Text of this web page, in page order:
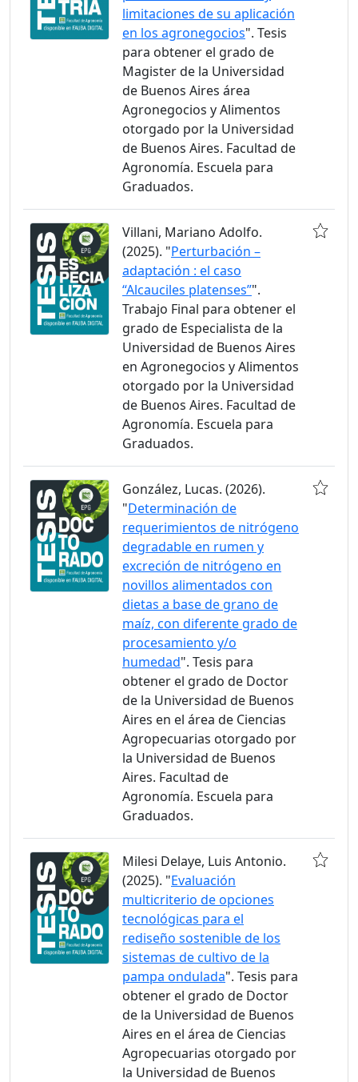
limitaciones de su aplicación
en los agronegocios". Tesis
para obtener el grado de
Magister de la Universidad
de Buenos Aires área
Agronegocios y Alimentos
otorgado por la Universidad
de Buenos Aires. Facultad de
Agronomía. Escuela para
Graduados.
Villani, Mariano Adolfo.
(2025). "Perturbación –
adaptación : el caso
“Alcauciles platenses”".
Trabajo Final para obtener el
grado de Especialista de la
Universidad de Buenos Aires
en Agronegocios y Alimentos
otorgado por la Universidad
de Buenos Aires. Facultad de
Agronomía. Escuela para
Graduados.
González, Lucas. (2026).
"Determinación de
requerimientos de nitrógeno
degradable en rumen y
excreción de nitrógeno en
novillos alimentados con
dietas a base de grano de
maíz, con diferente grado de
procesamiento y/o
humedad". Tesis para
obtener el grado de Doctor
de la Universidad de Buenos
Aires en el área de Ciencias
Agropecuarias otorgado por
la Universidad de Buenos
Aires. Facultad de
Agronomía. Escuela para
Graduados.
Milesi Delaye, Luis Antonio.
(2025). "Evaluación
multicriterio de opciones
tecnológicas para el
rediseño sostenible de los
sistemas de cultivo de la
pampa ondulada". Tesis para
obtener el grado de Doctor
de la Universidad de Buenos
Aires en el área de Ciencias
Agropecuarias otorgado por
la Universidad de Buenos